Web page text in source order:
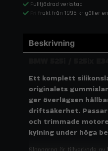
Fullfjädrad verkstad
Fri frakt från 1995 kr gäller
Beskrivning
Ett komplett
originalets
ger överlägsen
driftsäkerhet.
och trimmade
kylning under höga